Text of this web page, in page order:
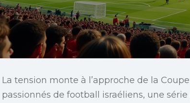
La tension monte à l’approche de la
passionnés de football israéliens, une